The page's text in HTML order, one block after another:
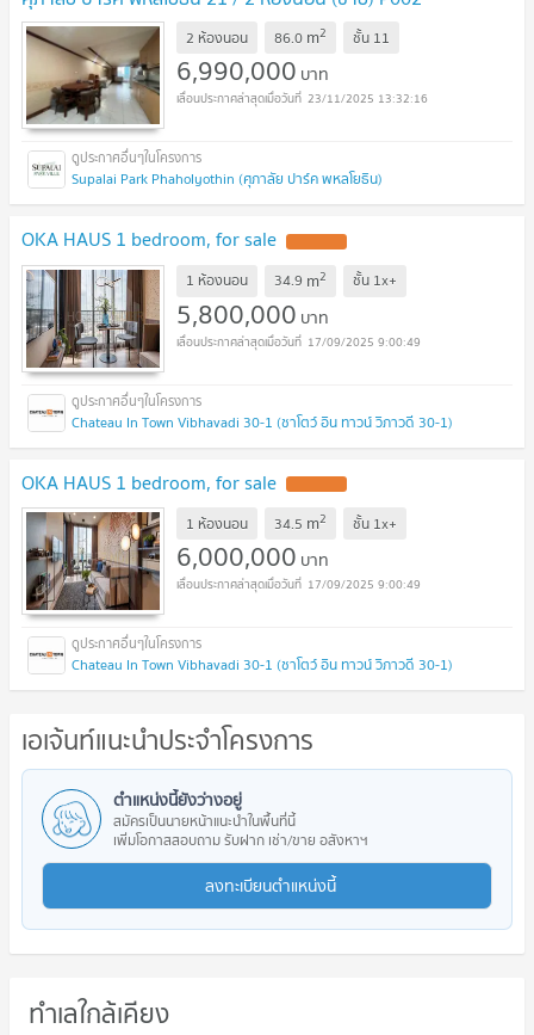
2 ห้องนอน 86.0 m2 ชั้น 11
6,990,000 บาท
23/11/2025 13:32:16
Supalai Park Phaholyothin (ศุภาลัย ปาร์ค พหลโยธิน)
OKA HAUS 1 bedroom, for sale
1 ห้องนอน 34.9 m2 ชั้น 1x+
5,800,000 บาท
17/09/2025 9:00:49
Chateau In Town Vibhavadi 30-1 (ชาโตว์ อิน ทาวน์ วิภาวดี 30-1)
OKA HAUS 1 bedroom, for sale
1 ห้องนอน 34.5 m2 ชั้น 1x+
6,000,000 บาท
17/09/2025 9:00:49
Chateau In Town Vibhavadi 30-1 (ชาโตว์ อิน ทาวน์ วิภาวดี 30-1)
เอเจ้นท์แนะนำประจำโครงการ
ตำแหน่งนี้ยังว่างอยู่
สมัครเป็นนายหน้าแนะนำในพื้นที่นี้
เพิ่มโอกาสสอบถาม รับฝาก เช่า/ขาย อสังหาฯ
ลงทะเบียนตำแหน่งนี้
ทำเลใกล้เคียง